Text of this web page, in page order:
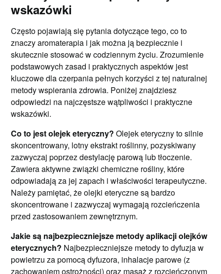
wskazówki
Często pojawiają się pytania dotyczące tego, co to
znaczy aromaterapia i jak można ją bezpiecznie i
skutecznie stosować w codziennym życiu. Zrozumienie
podstawowych zasad i praktycznych aspektów jest
kluczowe dla czerpania pełnych korzyści z tej naturalnej
metody wspierania zdrowia. Poniżej znajdziesz
odpowiedzi na najczęstsze wątpliwości i praktyczne
wskazówki.
Co to jest olejek eteryczny? Olejek eteryczny to silnie
skoncentrowany, lotny ekstrakt roślinny, pozyskiwany
zazwyczaj poprzez destylację parową lub tłoczenie.
Zawiera aktywne związki chemiczne rośliny, które
odpowiadają za jej zapach i właściwości terapeutyczne.
Należy pamiętać, że olejki eteryczne są bardzo
skoncentrowane i zazwyczaj wymagają rozcieńczenia
przed zastosowaniem zewnętrznym.
Jakie są najbezpieczniejsze metody aplikacji olejków
eterycznych? Najbezpieczniejsze metody to dyfuzja w
powietrzu za pomocą dyfuzora, inhalacje parowe (z
zachowaniem ostrożności) oraz masaż z rozcieńczonym